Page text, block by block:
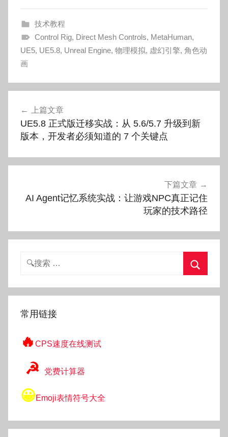
技术教程
Control Rig, Direct Mesh Controls, MetaHuman,
UE5, UE5.8, Unreal Engine, 物理模拟, 虚幻引擎, 角色动
画
导
航
上篇文章
UE5.8 正式版迁移实战：从 5.6/5.7 升级到新
版本，开发者必须知道的 7 个关键点
下篇文章
AI Agent记忆系统实战：让游戏NPC真正记住
玩家的技术路径
搜
索
常用链接
🔥 CPS速度在线测试
☭ 党费计算器
😀Emoji表情符号大全